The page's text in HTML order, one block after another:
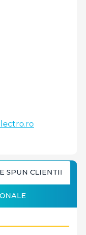
SPUN CLIENTII